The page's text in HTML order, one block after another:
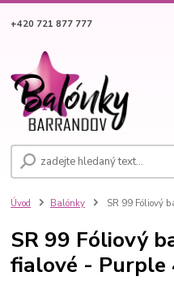
+420 721 877 777
Úvod Balónky SR 99 Fóliový
SR 99 Fóliový
fialové - Purple